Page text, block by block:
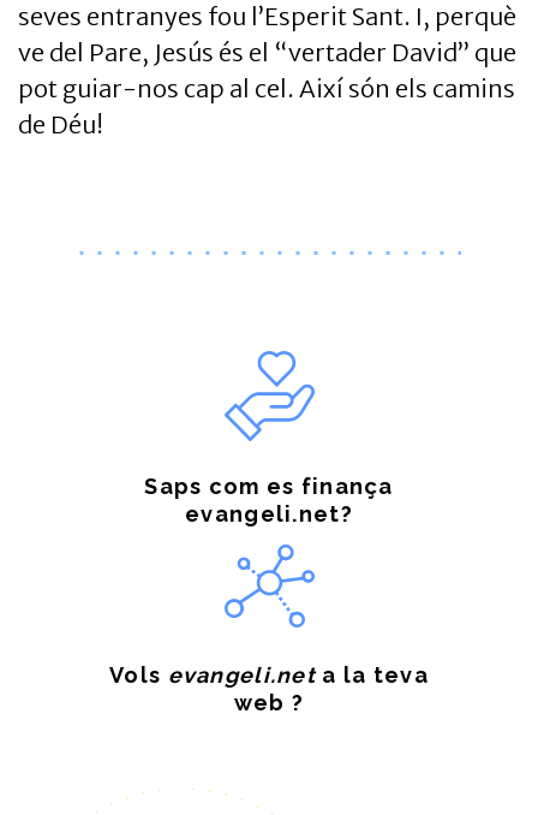
seves entranyes fou l’Esperit Sant. I, perquè
ve del Pare, Jesús és el “vertader David” que
pot guiar-nos cap al cel. Així són els camins
de Déu!
Saps com es finança
evangeli.net?
Vols evangeli.neta la teva
web ?